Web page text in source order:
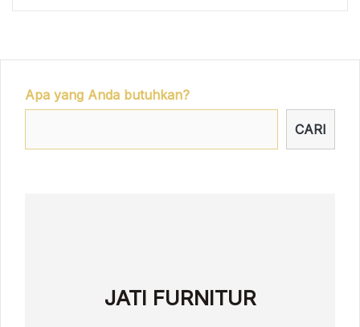
Apa yang Anda butuhkan?
CARI
JATI FURNITUR